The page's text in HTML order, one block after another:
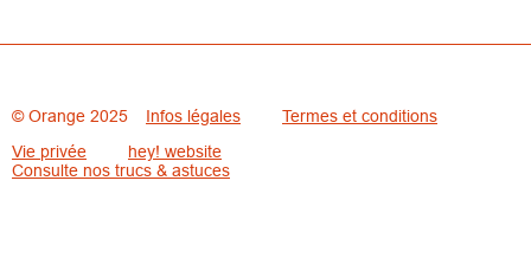
© Orange 2025 Infos légales
Termes et conditions
Vie privée
hey! website
Consulte nos trucs & astuces